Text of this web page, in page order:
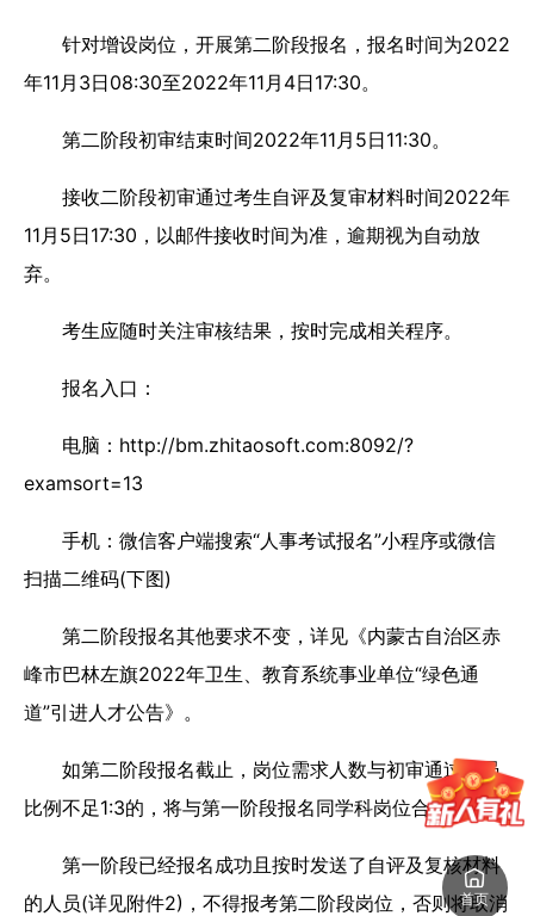
首页
针对增设岗位，开展第二阶段报名，报名时间为2022
年11月3日08:30至2022年11月4日17:30。
第二阶段初审结束时间2022年11月5日11:30。
接收二阶段初审通过考生自评及复审材料时间2022年
11月5日17:30，以邮件接收时间为准，逾期视为自动放
弃。
考生应随时关注审核结果，按时完成相关程序。
报名入口：
电脑：http://bm.zhitaosoft.com:8092/?
examsort=13
手机：微信客户端搜索“人事考试报名”小程序或微信
扫描二维码(下图)
第二阶段报名其他要求不变，详见《内蒙古自治区赤
峰市巴林左旗2022年卫生、教育系统事业单位“绿色通
道”引进人才公告》。
如第二阶段报名截止，岗位需求人数与初审通过人员
比例不足1:3的，将与第一阶段报名同学科岗位合并使用。
第一阶段已经报名成功且按时发送了自评及复核材料
的人员(详见附件2)，不得报考第二阶段岗位，否则将取消